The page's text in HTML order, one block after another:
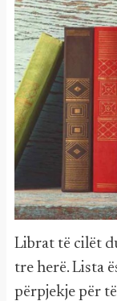
Librat të cilët
tre herë. Lista
përpjekje për